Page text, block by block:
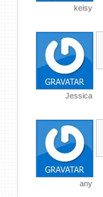
keisy
Jessica
any